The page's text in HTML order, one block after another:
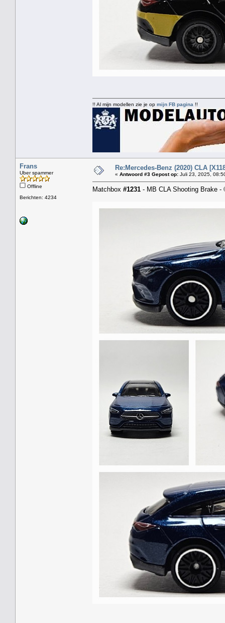
!! Al mijn modellen zie je op mijn FB pagina !!
Frans
Uber spammer
Offline
Berichten: 4234
Re:Mercedes-Benz (2020) CLA
« Antwoord #3 Gepost op: Juli 23, 2025,
Matchbox #1231 - MB CLA Shooting Brake -